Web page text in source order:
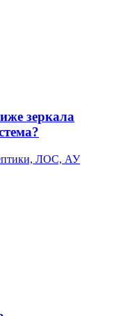
зеркала
ЛОС, АУ